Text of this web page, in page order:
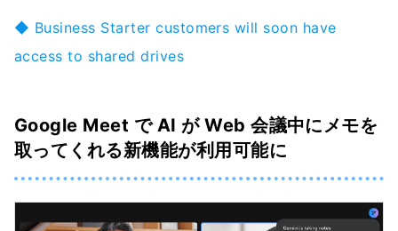
◆ Business Starter customers will soon have
access to shared drives
Google Meet で AI が Web 会議中にメモを
取ってくれる新機能が利用可能に